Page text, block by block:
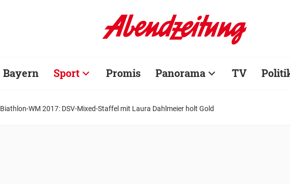
Bayern Sport Promis Panorama TV
Biathlon-WM 2017: DSV-Mixed-Staffel mit Laura Dahlmeier holt Gold